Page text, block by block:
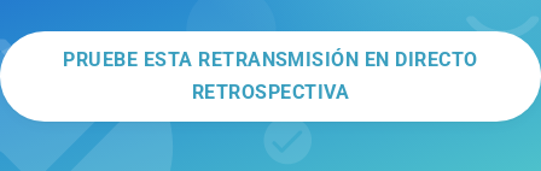
PRUEBE ESTA RETRANSMISIÓN EN DIRECTO
RETROSPECTIVA